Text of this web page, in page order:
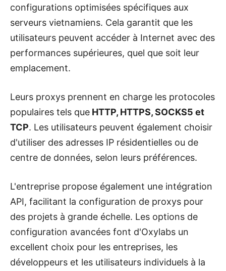
configurations optimisées spécifiques aux
serveurs vietnamiens. Cela garantit que les
utilisateurs peuvent accéder à Internet avec des
performances supérieures, quel que soit leur
emplacement.
Leurs proxys prennent en charge les protocoles
populaires tels que HTTP, HTTPS, SOCKS5 et
TCP. Les utilisateurs peuvent également choisir
d'utiliser des adresses IP résidentielles ou de
centre de données, selon leurs préférences.
L'entreprise propose également une intégration
API, facilitant la configuration de proxys pour
des projets à grande échelle. Les options de
configuration avancées font d'Oxylabs un
excellent choix pour les entreprises, les
développeurs et les utilisateurs individuels à la